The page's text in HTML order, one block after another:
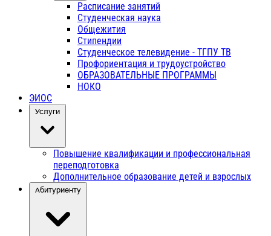
Расписание занятий
Студенческая наука
Общежития
Стипендии
Студенческое телевидение - ТГПУ ТВ
Профориентация и трудоустройство
ОБРАЗОВАТЕЛЬНЫЕ ПРОГРАММЫ
НОКО
ЭИОС
Услуги
Повышение квалификации и профессиональная
переподготовка
Дополнительное образование детей и взрослых
Абитуриенту